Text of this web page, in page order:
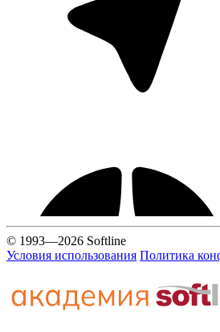
© 1993—2026 Softline
Условия использования Политика